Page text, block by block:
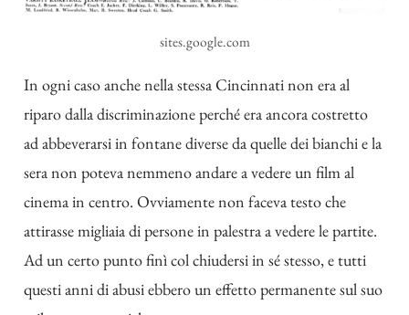
sites.google.com
In ogni caso anche nella stessa Cincinnati non era al
riparo dalla discriminazione perché era ancora costretto
ad abbeverarsi in fontane diverse da quelle dei bianchi e la
sera non poteva nemmeno andare a vedere un film al
cinema in centro. Ovviamente non faceva testo che
attirasse migliaia di persone in palestra a vedere le partite.
Ad un certo punto finì col chiudersi in sé stesso, e tutti
questi anni di abusi ebbero un effetto permanente sul suo